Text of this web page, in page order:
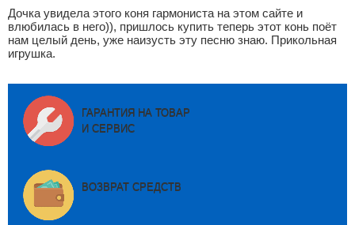
Дочка увидела этого коня гармониста на этом сайте и
влюбилась в него)), пришлось купить теперь этот конь поёт
нам целый день, уже наизусть эту песню знаю. Прикольная
игрушка.
ГАРАНТИЯ НА ТОВАР
И СЕРВИС
ВОЗВРАТ СРЕДСТВ